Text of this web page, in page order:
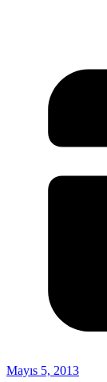
Mayıs 5, 2013